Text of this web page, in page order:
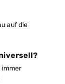
auf die
immer